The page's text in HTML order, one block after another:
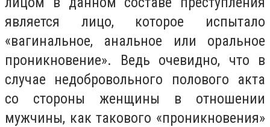
является лицо, которое испытало
«вагинальное, анальное или оральное
проникновение». Ведь очевидно, что в
случае недобровольного полового акта
со стороны женщины в отношении
мужчины, как такового «проникновения»